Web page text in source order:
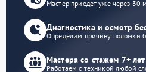
Мастер приедет уже через 30
Диагностика и осмотр
Определим причину поломки
Мастера со стажем 7+ лет
Работаем с техникой любой